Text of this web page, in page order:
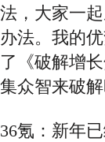
法，大家一
办法。我的
了《破解增
集众智来破解
36氪：新年